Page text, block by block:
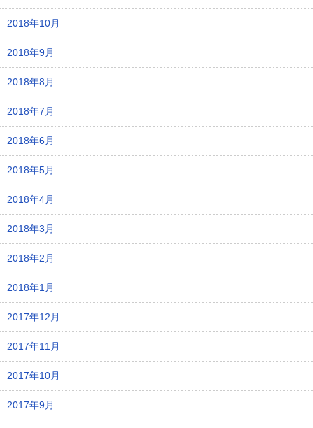
2018年10月
2018年9月
2018年8月
2018年7月
2018年6月
2018年5月
2018年4月
2018年3月
2018年2月
2018年1月
2017年12月
2017年11月
2017年10月
2017年9月